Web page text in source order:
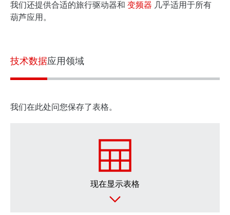
润滑油
我们还提供合适的旅行驱动器和 变频器 几乎适用于所有
葫芦应用。
技术数据应用领域
我们在此处问您保存了表格。
现在显示表格